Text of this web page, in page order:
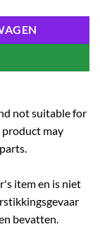
not suitable for
product may
item en is niet
bevatten.